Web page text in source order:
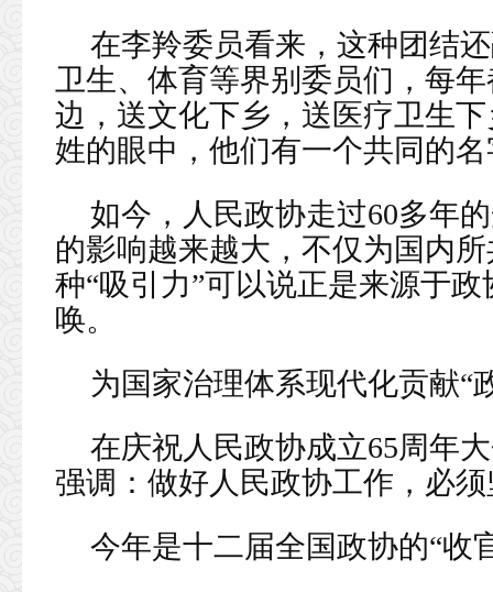
在李羚委员看来，这种团结
卫生、体育等界别委员们，每
边，送文化下乡，送医疗卫生
姓的眼中，他们有一个共同的
如今，人民政协走过60多年
的影响越来越大，不仅为国内
种“吸引力”可以说正是来源于
唤。
为国家治理体系现代化贡献“
在庆祝人民政协成立65周年
强调：做好人民政协工作，必
今年是十二届全国政协的“收